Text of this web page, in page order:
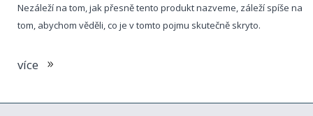
Nezáleží na tom, jak přesně tento produkt nazveme, záleží spíše na
tom, abychom věděli, co je v tomto pojmu skutečně skryto.
více